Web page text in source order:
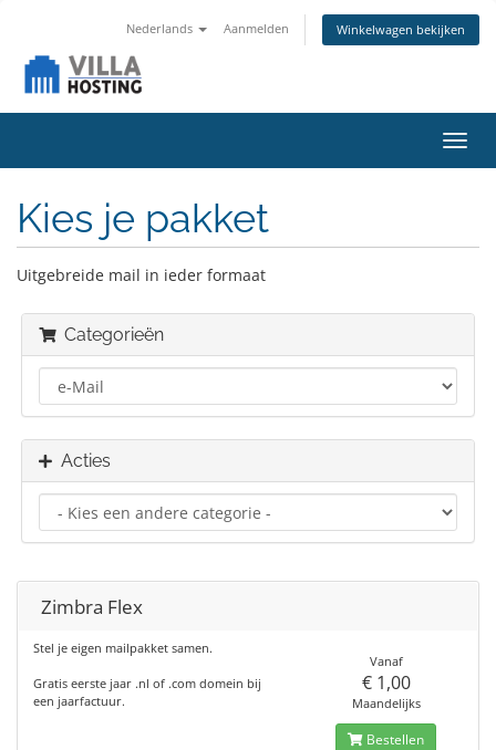
Nederlands Aanmelden Winkelwagen bekijken
in-/
Kies je pakket
Uitgebreide mail in ieder formaat
Categorieën
Acties
Zimbra Flex
Stel je eigen mailpakket samen.
Gratis eerste jaar .nl of .com domein bij
een jaarfactuur.
Vanaf
€ 1,00
Maandelijks
Bestellen